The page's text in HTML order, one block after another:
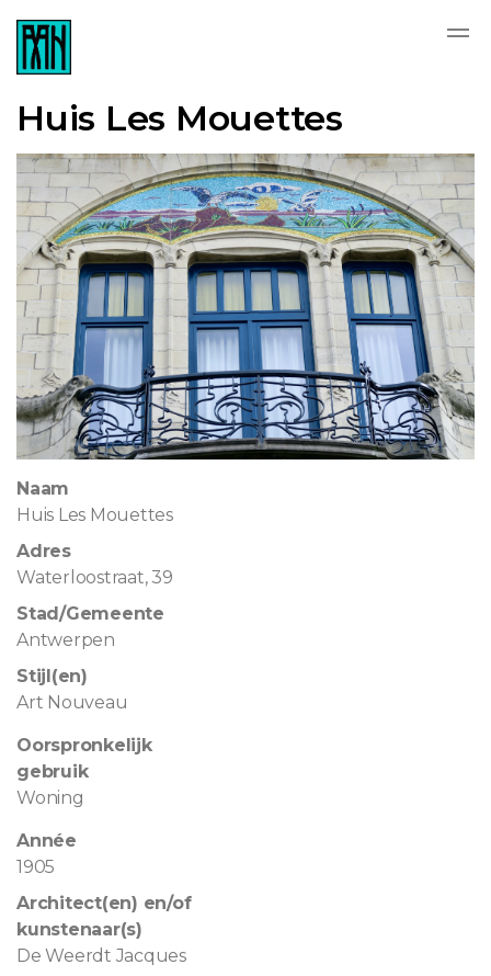
Huis Les Mouettes
Naam
Huis Les Mouettes
Adres
Waterloostraat, 39
Stad/Gemeente
Antwerpen
Stijl(en)
Art Nouveau
Oorspronkelijk
gebruik
Woning
Année
1905
Architect(en) en/of
kunstenaar(s)
De Weerdt Jacques